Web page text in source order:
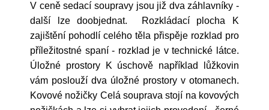
V ceně sedací soupravy jsou již dva záhlavníky -
další lze doobjednat. Rozkládací plocha K
zajištění pohodlí celého těla přispěje rozklad pro
příležitostné spaní - rozklad je v technické látce.
Úložné prostory K úschově například lůžkovin
vám poslouží dva úložné prostory v otomanech.
Kovové nožičky Celá souprava stojí na kovových